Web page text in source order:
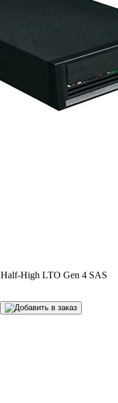
High LTO Gen 4 SAS